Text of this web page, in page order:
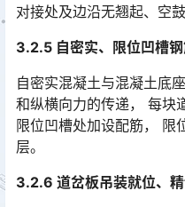
对接处及边沿无翘起、空
3.2.5 自密实、限位凹槽
自密实混凝土与混凝土底
和纵横向力的传递， 每块
限位凹槽处加设配筋， 限
层。󠅅󠅃󠄵󠅂󠄪󠇖󠆨󠆨󠇕󠆞󠆒󠅬󠇘󠆭󠆘󠇙󠆝󠅵󠇗󠆭󠆁󠄐󠇗󠅹󠅸󠇖󠆍󠅳󠇖󠅹󠅰󠇖󠆌󠅹
3.2.6 道岔板吊装就位、